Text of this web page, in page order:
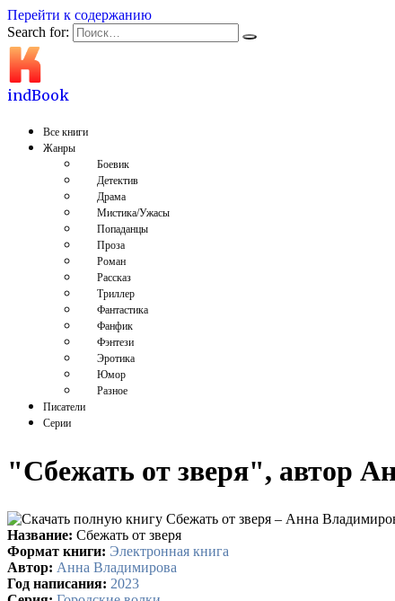
Перейти к содержанию
Search for:
indBook
Все книги
Жанры
Боевик
Детектив
Драма
Мистика/Ужасы
Попаданцы
Проза
Роман
Рассказ
Триллер
Фантастика
Фанфик
Фэнтези
Эротика
Юмор
Разное
Писатели
Серии
"Сбежать от зверя", автор
Название: Сбежать от зверя
Формат книги: Электронная книга
Автор: Анна Владимирова
Год написания: 2023